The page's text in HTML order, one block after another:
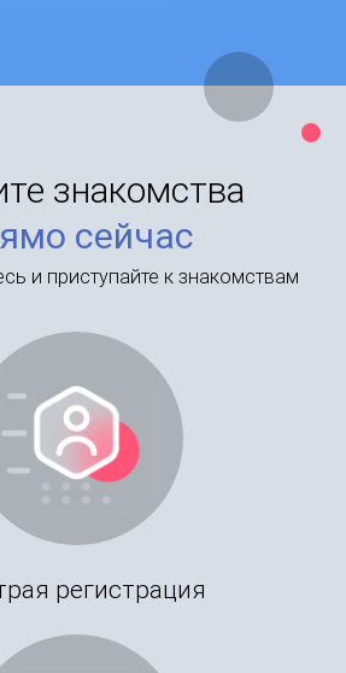
знакомства
сейчас
и приступайте к знакомствам
регистрация